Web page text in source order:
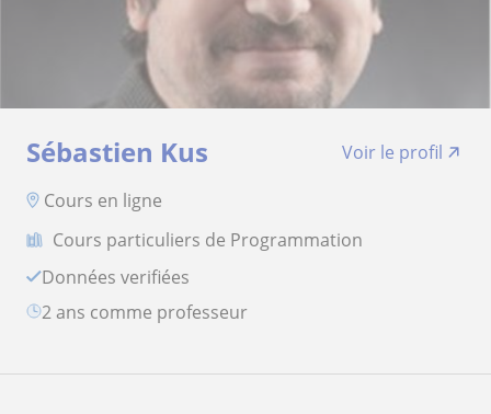
Sébastien Kus
Voir le profil
Cours en ligne
Cours particuliers de Programmation
Données verifiées
2 ans comme professeur